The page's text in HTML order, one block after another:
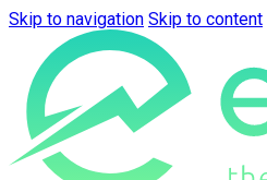
Skip to navigation Skip to content